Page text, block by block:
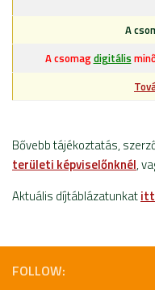
A
A csomagdigitális
Bővebb tájékoztatás,
területi képviselőnknél,
Aktuális díjtáblázatunkatitt
FOLLOW: